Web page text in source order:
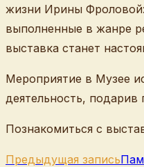
жизни Ирины
выполненные в жанре
выставка станет
Мероприятие в Музее
деятельность, подарив
Познакомиться с
Еще
Предыдущая запись